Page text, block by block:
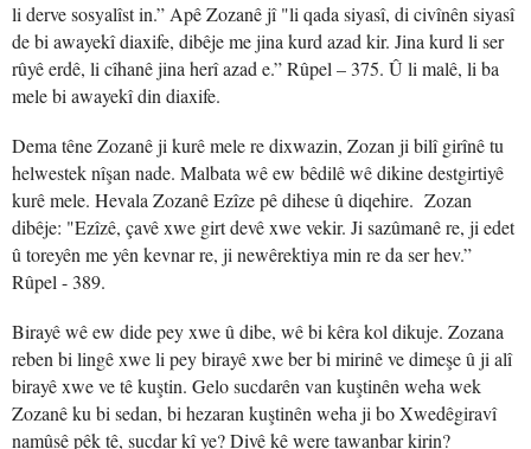
li derve sosyalîst in.” Apê Zozanê jî "li qada siyasî, di civînên siyasî
de bi awayekî diaxife, dibêje me jina kurd azad kir. Jina kurd li ser
rûyê erdê, li cîhanê jina herî azad e.” Rûpel – 375. Û li malê, li ba
mele bi awayekî din diaxife.
Dema têne Zozanê ji kurê mele re dixwazin, Zozan ji bilî girînê tu
helwestek nîşan nade. Malbata wê ew bêdilê wê dikine destgirtiyê
kurê mele. Hevala Zozanê Ezîze pê dihese û diqehire. Zozan
dibêje: "Ezîzê, çavê xwe girt devê xwe vekir. Ji sazûmanê re, ji edet
û toreyên me yên kevnar re, ji newêrektiya min re da ser hev.”
Rûpel - 389.
Birayê wê ew dide pey xwe û dibe, wê bi kêra kol dikuje. Zozana
reben bi lingê xwe li pey birayê xwe ber bi mirinê ve dimeşe û ji alî
birayê xwe ve tê kuştin. Gelo sucdarên van kuştinên weha wek
Zozanê ku bi sedan, bi hezaran kuştinên weha ji bo Xwedêgiravî
namûsê pêk tê, sucdar kî ye? Divê kê were tawanbar kirin?